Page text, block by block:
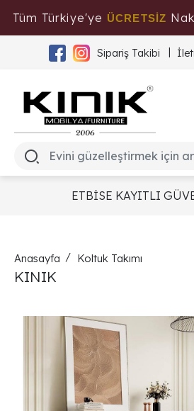
Tüm Türkiye'ye ÜCRETSİZ
Tıklayınız
Sipariş Takibi
ETBİSE KAYITLI
Anasayfa Koltuk Takımı
KINIK